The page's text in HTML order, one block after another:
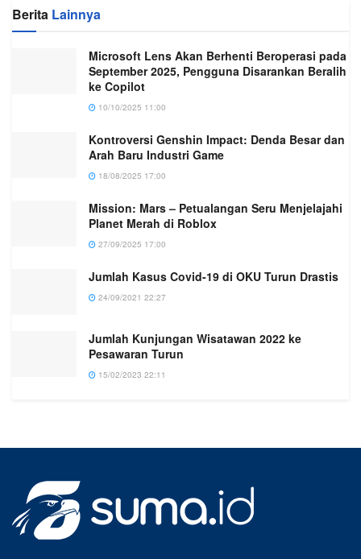
Berita Lainnya
Microsoft Lens Akan Berhenti Beroperasi pada
September 2025, Pengguna Disarankan Beralih
ke Copilot
10/10/2025 11:00
Kontroversi Genshin Impact: Denda Besar dan
Arah Baru Industri Game
18/08/2025 17:00
Mission: Mars – Petualangan Seru Menjelajahi
Planet Merah di Roblox
27/09/2025 17:00
Jumlah Kasus Covid-19 di OKU Turun Drastis
24/09/2021 22:27
Jumlah Kunjungan Wisatawan 2022 ke
Pesawaran Turun
15/02/2023 22:11